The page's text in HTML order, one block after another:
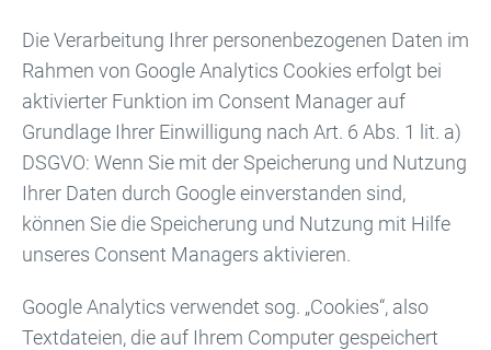
Die Verarbeitung Ihrer personenbezogenen Daten im
Rahmen von Google Analytics Cookies erfolgt bei
aktivierter Funktion im Consent Manager auf
Grundlage Ihrer Einwilligung nach Art. 6 Abs. 1 lit. a)
DSGVO: Wenn Sie mit der Speicherung und Nutzung
Ihrer Daten durch Google einverstanden sind,
können Sie die Speicherung und Nutzung mit Hilfe
unseres Consent Managers aktivieren.
Google Analytics verwendet sog. „Cookies“, also
Textdateien, die auf Ihrem Computer gespeichert